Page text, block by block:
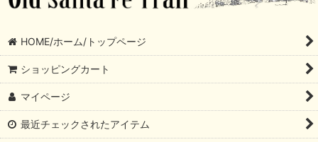
HOME/ホーム/トップページ
ショッピングカート
マイページ
最近チェックされたアイテム